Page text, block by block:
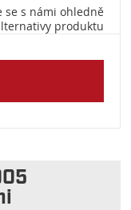
se s námi ohledně
produktu